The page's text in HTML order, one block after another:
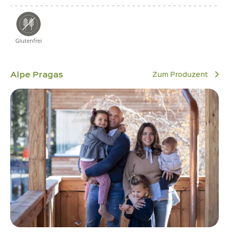
Glutenfrei
Alpe Pragas Zum Produzent